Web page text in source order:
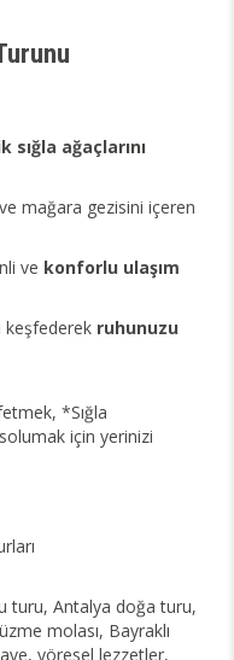
sığla ağaçlarını
mağara gezisini içeren
ve konforlu ulaşım
keşfederek ruhunuzu
*Sığla
için yerinizi
turu, Antalya doğa turu,
molası, Bayraklı
yöresel lezzetler,